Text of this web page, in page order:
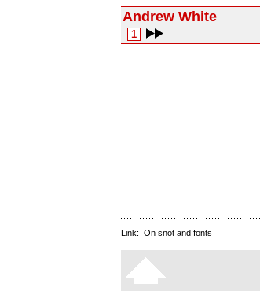
Andrew White
1
Link: On snot and fonts